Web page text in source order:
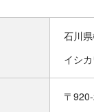
石川
イシ
〒